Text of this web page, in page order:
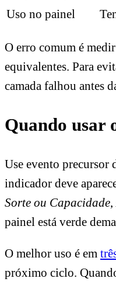
Uso no painel
O erro comum é
equivalentes. Para
camada falhou antes
Quando usar
Use evento precursor
indicador deve
Sorte ou Capacidade,
painel está verde
O melhor uso é em
próximo ciclo.